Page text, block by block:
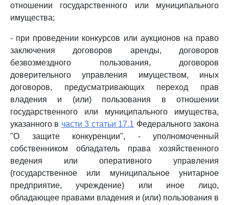
отношении государственного или муниципального
имущества;
- при проведении конкурсов или аукционов на право
заключения договоров аренды, договоров
безвозмездного пользования, договоров
доверительного управления имуществом, иных
договоров, предусматривающих переход прав
владения и (или) пользования в отношении
государственного или муниципального имущества,
указанного в части 3 статьи 17.1 Федерального закона
"О защите конкуренции", - уполномоченный
собственником обладатель права хозяйственного
ведения или оперативного управления
(государственное или муниципальное унитарное
предприятие, учреждение) или иное лицо,
обладающее правами владения и (или) пользования в